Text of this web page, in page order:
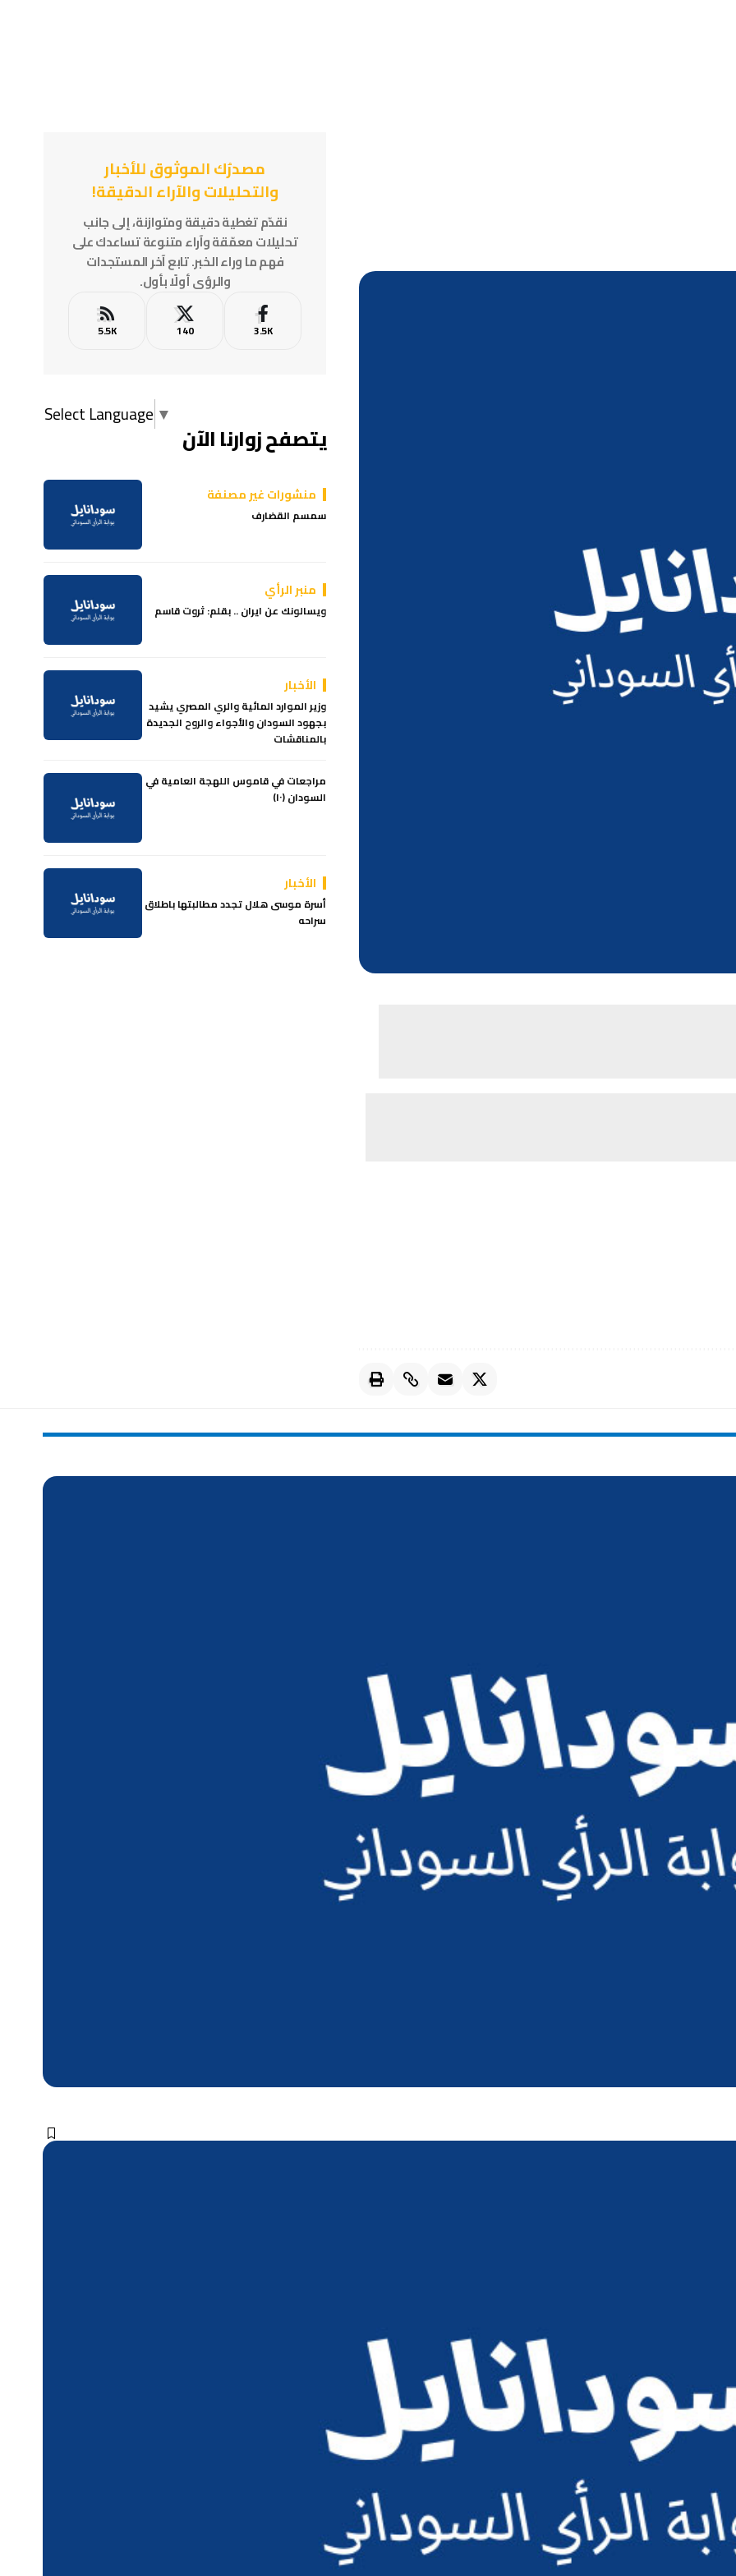
مصدرُك الموثوق للأخبار
والتحليلات والآراء الدقيقة!
نقدّم تغطية دقيقة ومتوازنة، إلى جانب
تحليلات معمّقة وآراء متنوعة تساعدك على
فهم ما وراء الخبر. تابع آخر المستجدات
والرؤى أولًا بأول.
3.5K
140
5.5K
Select Language ▼
يتصفح زوارنا الآن
منشورات غير مصنفة
سمسم القضارف
منبر الرأي
ويسالونك عن ايران .. بقلم: ثروت قاسم
الأخبار
وزير الموارد المائية والري المصري يشيد
بجهود السودان والأجواء والروح الجديدة
بالمناقشات
مراجعات في قاموس اللهجة العامية في
السودان (١٠)
الأخبار
أسرة موسى هلال تجدد مطالبتها باطلاق
سراحه